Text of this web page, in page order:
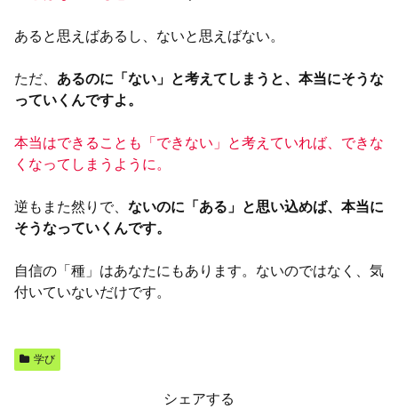
あると思えばあるし、ないと思えばない。
ただ、 あるのに「ない」と考えてしまうと、本当にそうな
っていくんですよ。
本当はできることも「できない」と考えていれば、できな
くなってしまうように。
逆もまた然りで、 ないのに「ある」と思い込めば、本当に
そうなっていくんです。
自信の「種」はあなたにもあります。ないのではなく、気
付いていないだけです。
学び
シェアする